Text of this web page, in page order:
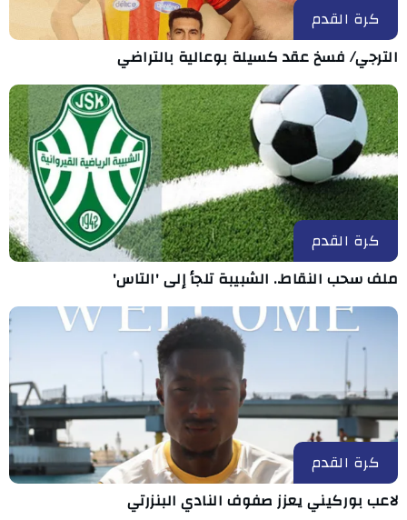
كرة القدم
الترجي/ فسخ عقد كسيلة بوعالية بالتراضي
كرة القدم
ملف سحب النقاط.. الشبيبة تلجأ إلى 'التاس'
كرة القدم
لاعب بوركيني يعزز صفوف النادي البنزرتي